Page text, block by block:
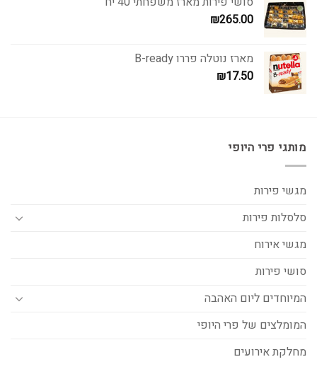
₪265.00
מארז נוטלה פררו B-ready
₪17.50
מותגי פרי היופי
מגשי פירות
סלסלות פירות
מגשי אירוח
סושי פירות
המיוחדים ליום האהבה
המומלצים של פרי היופי
מחלקת אירועים